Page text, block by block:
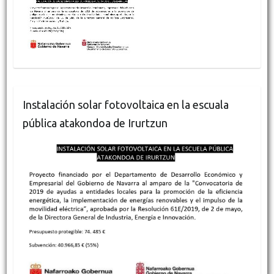
Instalación solar fotovoltaica en la escuala
pública atakondoa de Irurtzun